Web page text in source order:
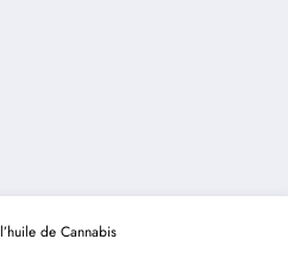
l’huile de Cannabis